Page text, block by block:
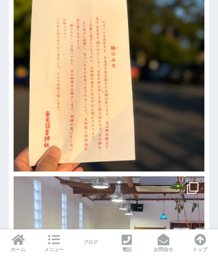
ホーム メニュー
ブログ
電話
お問合せ トップ